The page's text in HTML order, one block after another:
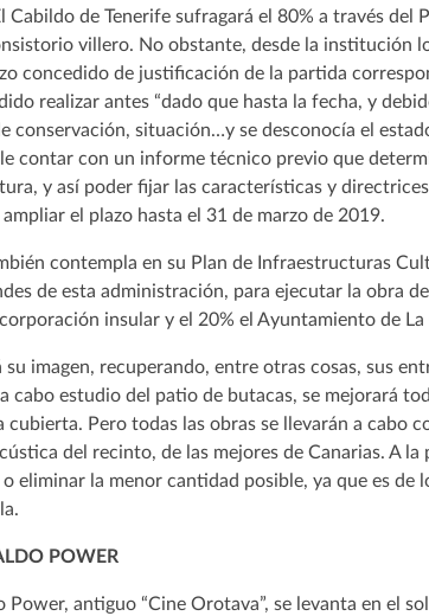
Cabildo de Tenerife sufragará el 80% a través
villero. No obstante, desde la institución
concedido de justificación de la partida
realizar antes “dado que hasta la fecha, y
conservación, situación…y se desconocía el
contar con un informe técnico previo que
y así poder fijar las características y
el plazo hasta el 31 de marzo de 2019.
contempla en su Plan de Infraestructuras
de esta administración, para ejecutar la obra
insular y el 20% el Ayuntamiento de
imagen, recuperando, entre otras cosas, sus
cabo estudio del patio de butacas, se mejorará
cubierta. Pero todas las obras se llevarán a cabo
del recinto, de las mejores de Canarias. A
eliminar la menor cantidad posible, ya que es de
POWER
Power, antiguo “Cine Orotava”, se levanta en el